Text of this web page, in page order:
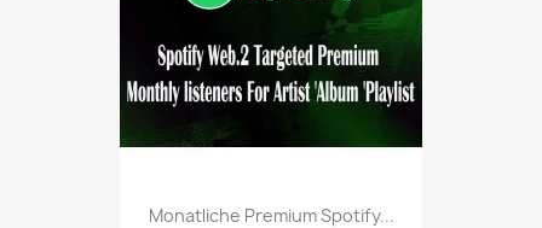
Monatliche Premium Spotify...